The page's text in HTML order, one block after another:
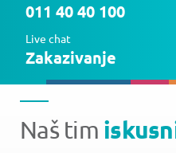
011 40 40 100
Live chat
Zakazivanje
Naš tim